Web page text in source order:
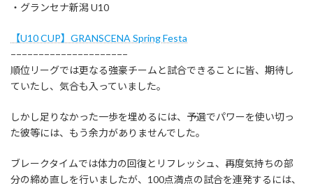
・グランセナ新潟 U10
【U10 CUP】GRANSCENA Spring Festa
−−−−−−−−−−−−−−−−−−−−−
順位リーグでは更なる強豪チームと試合できることに皆、期待し
ていたし、気合も入っていました。
しかし足りなかった一歩を埋めるには、予選でパワーを使い切っ
た彼等には、もう余力がありませんでした。
ブレークタイムでは体力の回復とリフレッシュ、再度気持ちの部
分の締め直しを行いましたが、100点満点の試合を連発するには、